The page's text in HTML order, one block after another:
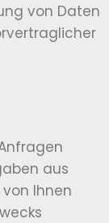
von Daten
aus
Ihnen